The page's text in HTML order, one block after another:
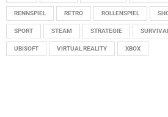
RENNSPIEL RETRO ROLLENSPIEL
SPORT STEAM STRATEGIE
UBISOFT VIRTUAL REALITY XBOX